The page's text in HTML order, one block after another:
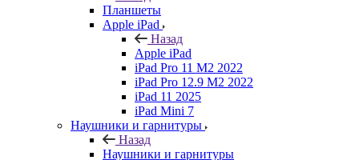
Планшеты
Apple iPad
Назад
Apple iPad
iPad Pro 11 M2 2022
iPad Pro 12.9 M2 2022
iPad 11 2025
iPad Mini 7
Наушники и гарнитуры
Назад
Наушники и гарнитуры